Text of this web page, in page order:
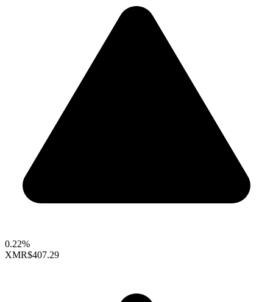
0.22%
XMR$407.29